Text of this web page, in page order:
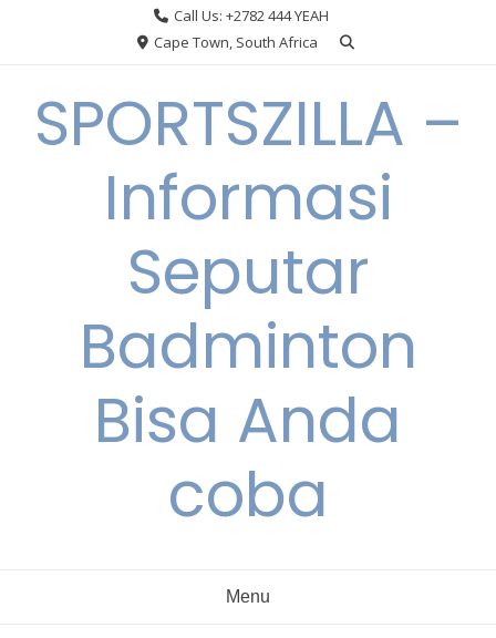
Call Us: +2782 444 YEAH
Cape Town, South Africa
SPORTSZILLA –
Informasi
Seputar
Badminton
Bisa Anda
coba
Menu